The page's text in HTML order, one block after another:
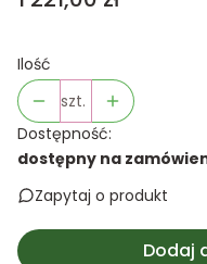
Ilość
szt.
Dostępność:
dostępny na
Zapytaj o produkt
Dodaj